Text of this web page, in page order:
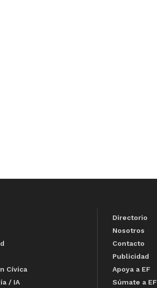
Cívica
/ IA
Directorio
Nosotros
Contacto
Publicidad
Apoya a EF
Súmate a EF